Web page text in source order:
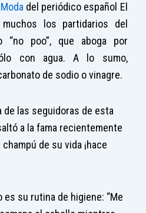
del periódico español El
los partidarios del
“no poo”, que aboga por
con agua. A lo sumo,
de sodio o vinagre.
de las seguidoras de esta
a la fama recientemente
de su vida ¡hace
es su rutina de higiene: “Me